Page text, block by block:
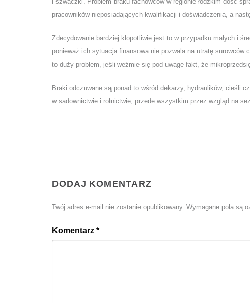
pracowników nieposiadających kwalifikacji i doświadczenia, a
Zdecydowanie bardziej kłopotliwie jest to w przypadku małych i
ponieważ ich sytuacja finansowa nie pozwala na utratę
to duży problem, jeśli weźmie się pod uwagę fakt, że
Braki odczuwane są ponad to wśród dekarzy, hydraulików, cieśli
w sadownictwie i rolnictwie, przede wszystkim przez wzgląd na
DODAJ KOMENTARZ
Twój adres e-mail nie zostanie opublikowany. Wymagane pola są
Komentarz *